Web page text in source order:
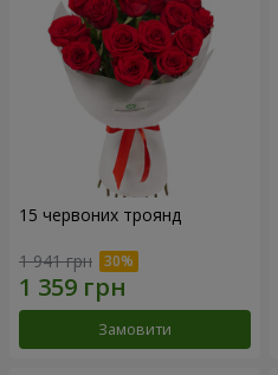
15 червоних троянд
1 941 грн
Замовити